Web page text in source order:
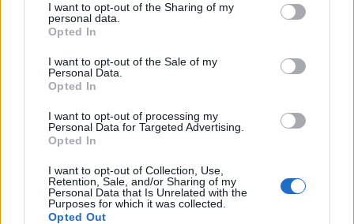
I want to opt-out of the Sharing of my
personal data.
Opted In
I want to opt-out of the Sale of my
Personal Data.
Opted In
I want to opt-out of processing my
Personal Data for Targeted Advertising.
Opted In
I want to opt-out of Collection, Use,
Retention, Sale, and/or Sharing of my
Personal Data that Is Unrelated with the
Purposes for which it was collected.
Opted Out
szóljon hozzá!